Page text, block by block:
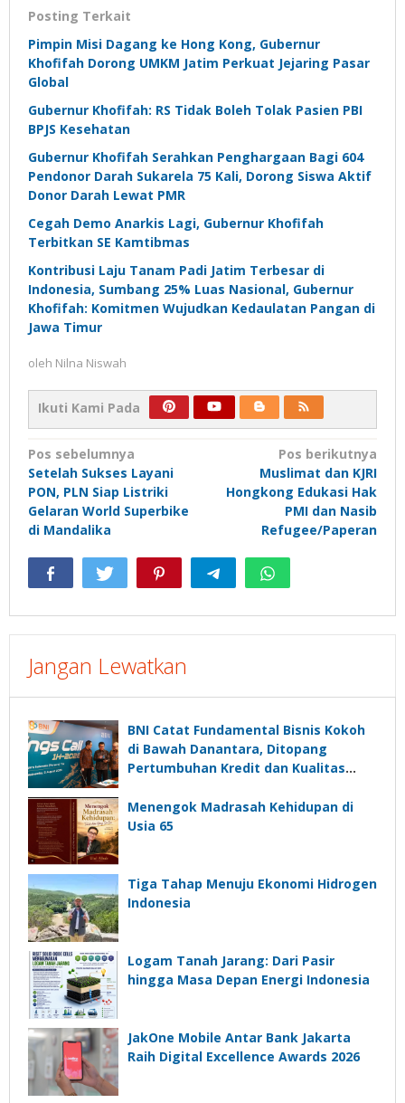
Posting Terkait
Pimpin Misi Dagang ke Hong Kong, Gubernur
Khofifah Dorong UMKM Jatim Perkuat Jejaring Pasar
Global
Gubernur Khofifah: RS Tidak Boleh Tolak Pasien PBI
BPJS Kesehatan
Gubernur Khofifah Serahkan Penghargaan Bagi 604
Pendonor Darah Sukarela 75 Kali, Dorong Siswa Aktif
Donor Darah Lewat PMR
Cegah Demo Anarkis Lagi, Gubernur Khofifah
Terbitkan SE Kamtibmas
Kontribusi Laju Tanam Padi Jatim Terbesar di
Indonesia, Sumbang 25% Luas Nasional, Gubernur
Khofifah: Komitmen Wujudkan Kedaulatan Pangan di
Jawa Timur
oleh Nilna Niswah
Ikuti Kami Pada
Navigasi
pos
Pos sebelumnya
Setelah Sukses Layani
PON, PLN Siap Listriki
Gelaran World Superbike
di Mandalika
Pos berikutnya
Muslimat dan KJRI
Hongkong Edukasi Hak
PMI dan Nasib
Refugee/Paperan
Jangan Lewatkan
BNI Catat Fundamental Bisnis Kokoh
di Bawah Danantara, Ditopang
Pertumbuhan Kredit dan Kualitas
Menengok Madrasah Kehidupan di
Usia 65
Tiga Tahap Menuju Ekonomi Hidrogen
Indonesia
Logam Tanah Jarang: Dari Pasir
hingga Masa Depan Energi Indonesia
JakOne Mobile Antar Bank Jakarta
Raih Digital Excellence Awards 2026